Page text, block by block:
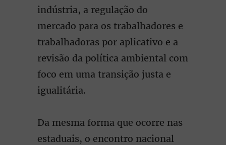
indústria, a regulação do
mercado para os trabalhadores e
trabalhadoras por aplicativo e a
revisão da política ambiental com
foco em uma transição justa e
igualitária.
Da mesma forma que ocorre nas
estaduais, o encontro nacional